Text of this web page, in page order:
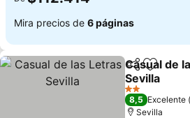
Mira precios de 6 páginas
Compartir
Casual de
Sevilla
Ver precios
2 Estrellas
8,5 Excelente
Sevilla